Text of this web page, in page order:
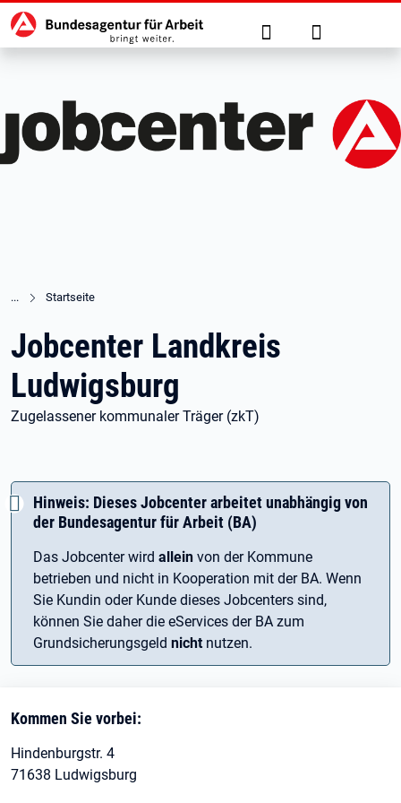
zu den Hauptinhalten springen
Hauptnavigation Suche Anmelden
Startseite
Jobcenter Landkreis
Ludwigsburg
Zugelassener kommunaler Träger (zkT)
Hinweis: Dieses Jobcenter arbeitet unabhängig von
der Bundesagentur für Arbeit (BA)
Das Jobcenter wird allein von der Kommune
betrieben und nicht in Kooperation mit der BA. Wenn
Sie Kundin oder Kunde dieses Jobcenters sind,
können Sie daher die eServices der BA zum
Grundsicherungsgeld nicht nutzen.
Kommen Sie vorbei:
Hindenburgstr. 4
71638 Ludwigsburg